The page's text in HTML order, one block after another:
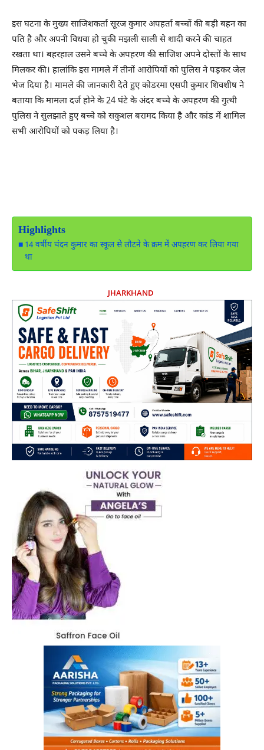
इस घटना के मुख्य साजिशकर्ता सूरज कुमार अपहर्ता बच्चों की बड़ी बहन का
पति है और अपनी विधवा हो चुकी मझली साली से शादी करने की चाहत
रखता था। बहरहाल उसने बच्चे के अपहरण की साजिश अपने दोस्तों के साथ
मिलकर की। हालांकि इस मामले में तीनों आरोपियों को पुलिस ने पड़कर जेल
भेज दिया है। मामले की जानकारी देते हुए कोडरमा एसपी कुमार शिवशीष ने
बताया कि मामला दर्ज होने के 24 घंटे के अंदर बच्चे के अपहरण की गुत्थी
पुलिस ने सुलझाते हुए बच्चे को सकुशल बरामद किया है और कांड में शामिल
सभी आरोपियों को पकड़ लिया है।
Highlights
14 वर्षीय चंदन कुमार का स्कूल से लौटने के क्रम में अपहरण कर लिया गया
था
JHARKHAND